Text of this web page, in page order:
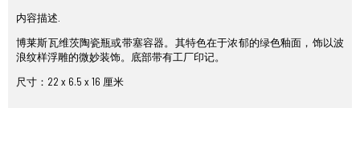
内容描述.
博莱斯瓦维茨陶瓷瓶或带塞容器。其特色在于浓郁的绿色釉面，饰以波
浪纹样浮雕的微妙装饰。底部带有工厂印记。
尺寸：22 x 6.5 x 16 厘米